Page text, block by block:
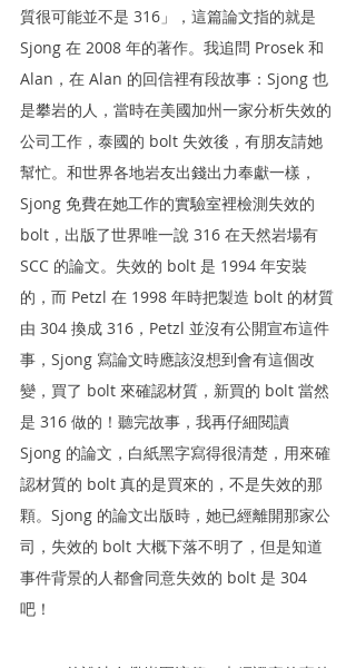
質很可能並不是 316」，這篇論文指的就是
Sjong 在 2008 年的著作。我追問 Prosek 和
Alan，在 Alan 的回信裡有段故事：Sjong 也
是攀岩的人，當時在美國加州一家分析失效的
公司工作，泰國的 bolt 失效後，有朋友請她
幫忙。和世界各地岩友出錢出力奉獻一樣，
Sjong 免費在她工作的實驗室裡檢測失效的
bolt，出版了世界唯一說 316 在天然岩場有
SCC 的論文。失效的 bolt 是 1994 年安裝
的，而 Petzl 在 1998 年時把製造 bolt 的材質
由 304 換成 316，Petzl 並沒有公開宣布這件
事，Sjong 寫論文時應該沒想到會有這個改
變，買了 bolt 來確認材質，新買的 bolt 當然
是 316 做的！聽完故事，我再仔細閱讀
Sjong 的論文，白紙黑字寫得很清楚，用來確
認材質的 bolt 真的是買來的，不是失效的那
顆。Sjong 的論文出版時，她已經離開那家公
司，失效的 bolt 大概下落不明了，但是知道
事件背景的人都會同意失效的 bolt 是 304
吧！